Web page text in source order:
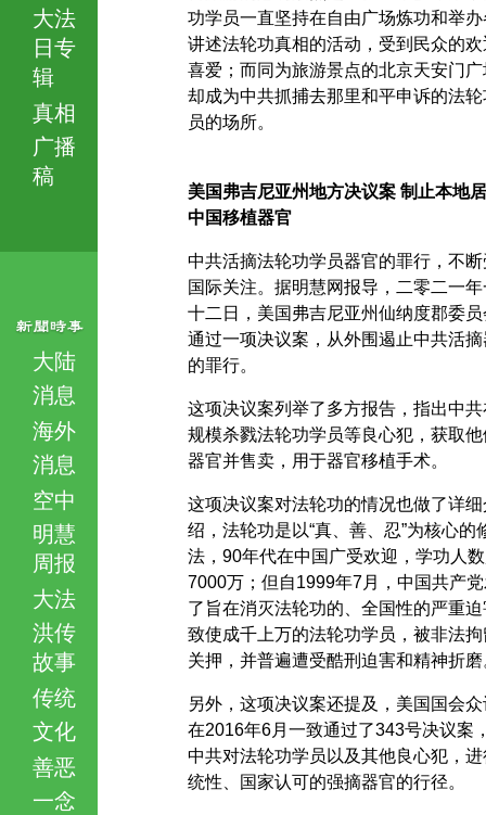
大法
日专
辑
真相
广播
稿
大陆
消息
海外
消息
空中
明慧
周报
大法
洪传
故事
传统
文化
善恶
一念
功学员一直坚持在自由广场炼功和举办
讲述法轮功真相的活动，受到民众的欢
喜爱；而同为旅游景点的北京天安门广
却成为中共抓捕去那里和平申诉的法轮
员的场所。
美国弗吉尼亚州地方决议案 制止本地
中国移植器官
中共活摘法轮功学员器官的罪行，不断
国际关注。据明慧网报导，二零二一
十二日，美国弗吉尼亚州仙纳度郡委员
通过一项决议案，从外围遏止中共活摘
的罪行。
这项决议案列举了多方报告，指出中共
规模杀戮法轮功学员等良心犯，获取他
器官并售卖，用于器官移植手术。
这项决议案对法轮功的情况也做了详细
绍，法轮功是以“真、善、忍”为核心的
法，90年代在中国广受欢迎，学功人
7000万；但自1999年7月，中国共产
了旨在消灭法轮功的、全国性的严重迫
致使成千上万的法轮功学员，被非法拘
关押，并普遍遭受酷刑迫害和精神折磨
另外，这项决议案还提及，美国国会
在2016年6月一致通过了343号决议案
中共对法轮功学员以及其他良心犯，进
统性、国家认可的强摘器官的行径。